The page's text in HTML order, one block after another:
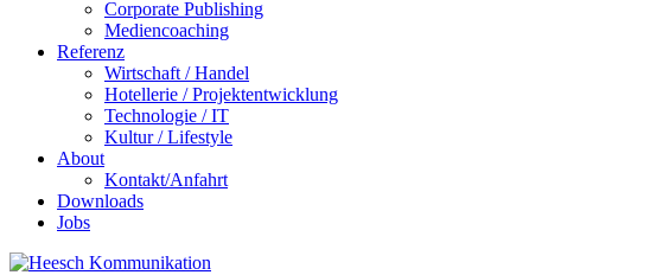
Corporate Publishing
Mediencoaching
Referenz
Wirtschaft / Handel
Hotellerie / Projektentwicklung
Technologie / IT
Kultur / Lifestyle
About
Kontakt/Anfahrt
Downloads
Jobs